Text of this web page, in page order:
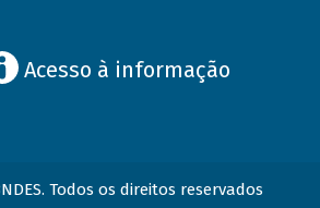
Acesso à informação
Todos os direitos reservados